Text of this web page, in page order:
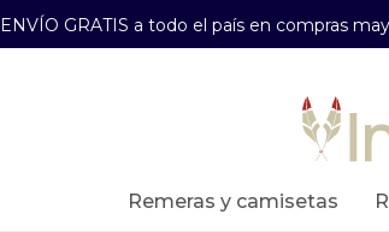
ENVÍO GRATIS a todo el país en compras
remeras y camisetas